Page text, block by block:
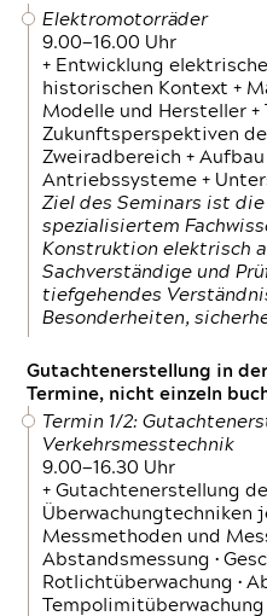
Elektromotorräder
9.00—16.00 Uhr
+ Entwicklung
historischen Kontext +
Modelle und Hersteller +
Zukunftsperspektiven
Zweiradbereich +
Antriebssysteme +
Ziel des Seminars ist
spezialisiertem
Konstruktion elektrisch
Sachverständige und
tiefgehendes
Besonderheiten,
Gutachtenerstellung in
Termine, nicht einzeln
Termin 1/2:
Verkehrsmesstechnik
9.00—16.30 Uhr
+ Gutachtenerstellung
Überwachungtechniken
Messmethoden und
Abstandsmessung •
Rotlichtüberwachung •